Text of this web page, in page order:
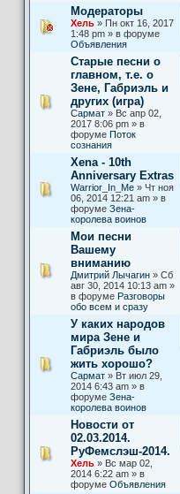
Модераторы
Хель » Пн окт 16, 2017
1:48 pm » в форуме
Объявления
Старые песни о
главном, т.е. о
Зене, Габриэль и
других (игра)
Сармат » Вс апр 02,
2017 8:06 pm » в
форуме Поток
сознания
Xena - 10th
Anniversary Extras
Warrior_In_Me » Чт ноя
06, 2014 12:21 am » в
форуме Зена-
королева воинов
Мои песни
Вашему
вниманию
Дмитрий Лычагин » Сб
авг 30, 2014 10:13 am »
в форуме Разговоры
обо всем и сразу
У каких народов
мира Зене и
Габриэль было
жить хорошо?
Сармат » Вт июл 29,
2014 6:43 am » в
форуме Зена-
королева воинов
Новости от
02.03.2014.
РуФемслэш-2014.
Хель » Вс мар 02,
2014 6:22 am » в
форуме Объявления